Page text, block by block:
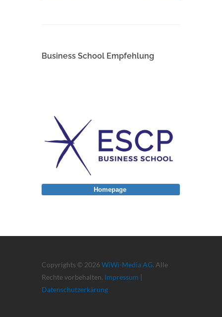
Business School Empfehlung
Copyrights © 2026 WiWi-Media AG. Alle
Rechte vorbehalten. Impressum |
Datenschutzerkärung
Homepage